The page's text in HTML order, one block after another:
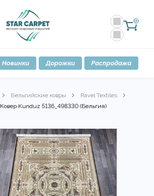
0
Новинки Дорожки Распродажа
Бельгийские ковры
Ravel Textiles
Ковер Kunduz 5136_498330 (Бельгия)